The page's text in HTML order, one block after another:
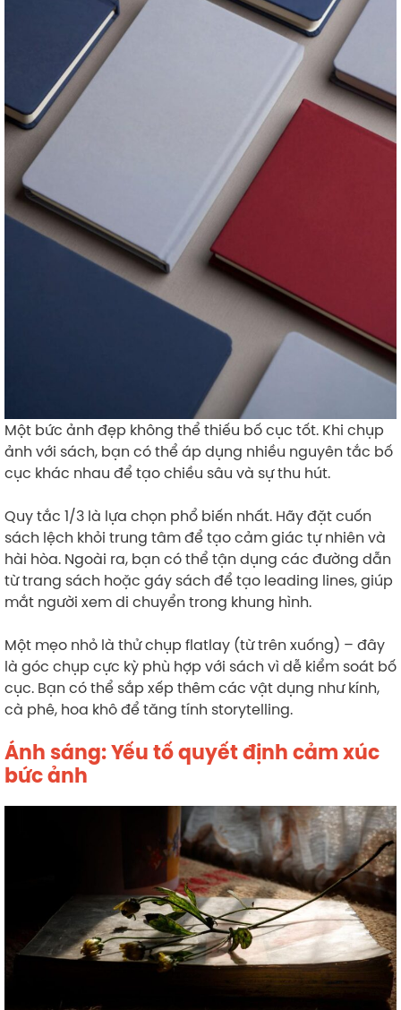
Một bức ảnh đẹp không thể thiếu bố cục tốt. Khi chụp
ảnh với sách, bạn có thể áp dụng nhiều nguyên tắc bố
cục khác nhau để tạo chiều sâu và sự thu hút.
Quy tắc 1/3 là lựa chọn phổ biến nhất. Hãy đặt cuốn
sách lệch khỏi trung tâm để tạo cảm giác tự nhiên và
hài hòa. Ngoài ra, bạn có thể tận dụng các đường dẫn
từ trang sách hoặc gáy sách để tạo leading lines, giúp
mắt người xem di chuyển trong khung hình.
Một mẹo nhỏ là thử chụp flatlay (từ trên xuống) – đây
là góc chụp cực kỳ phù hợp với sách vì dễ kiểm soát bố
cục. Bạn có thể sắp xếp thêm các vật dụng như kính,
cà phê, hoa khô để tăng tính storytelling.
Ánh sáng: Yếu tố quyết định cảm xúc
bức ảnh